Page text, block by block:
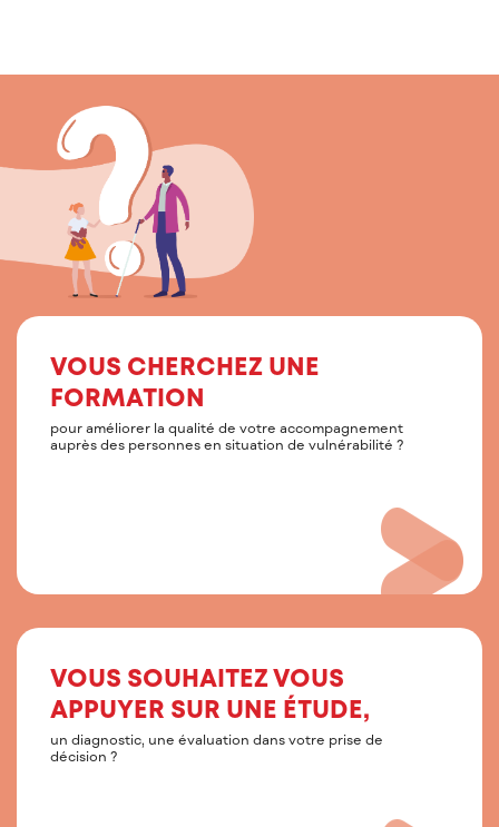
VOUS CHERCHEZ UNE
FORMATION
pour améliorer la qualité de votre accompagnement
auprès des personnes en situation de vulnérabilité ?
VOUS SOUHAITEZ VOUS
APPUYER SUR UNE ÉTUDE,
un diagnostic, une évaluation dans votre prise de
décision ?